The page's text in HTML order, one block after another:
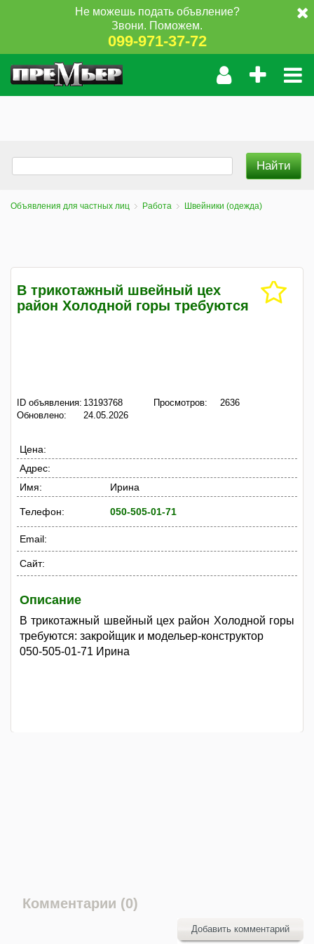
Не можешь подать объвление?
Звони. Поможем.
099-971-37-72
Объявления для частных лиц Работа Швейники (одежда)
В трикотажный швейный цех
район Холодной горы требуются
ID объявления: 13193768
Обновлено:
24.05.2026
Просмотров: 2636
Цена:
Адрес:
Имя:
Ирина
Телефон: 050-505-01-71
Email:
Сайт:
Описание
В трикотажный швейный цех район Холодной горы
требуются: закройщик и модельер-конструктор
050-505-01-71 Ирина
Комментарии (0)
Добавить комментарий